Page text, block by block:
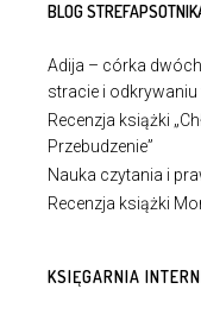
BLOG
Adija – córka
stracie i
Recenzja książki
Przebudzenie”
Nauka czytania i
Recenzja książki
KSIĘGARNIA